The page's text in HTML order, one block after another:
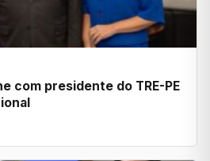
com presidente do TRE-PE